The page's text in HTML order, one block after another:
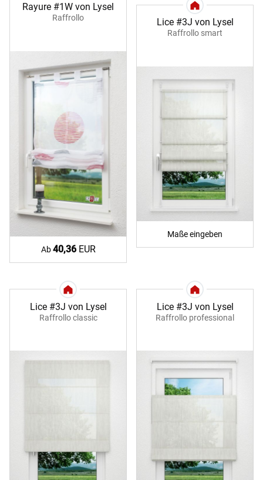
Rayure #1W von Lysel
Raffrollo
Ab40,36EUR
Lice #3J von Lysel
Raffrollo smart
Maße eingeben
Lice #3J von Lysel
Raffrollo classic
Lice #3J von Lysel
Raffrollo professional